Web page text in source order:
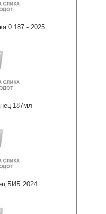
0.187 - 2025
187мл
БИБ 2024